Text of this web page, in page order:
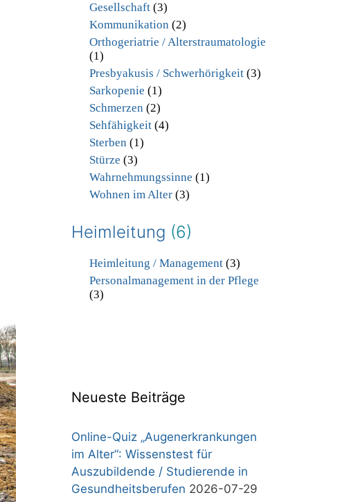
Gesellschaft(3)
Kommunikation (2)
Orthogeriatrie / Alterstraumatologie
(1)
Presbyakusis / Schwerhörigkeit(3)
Sarkopenie (1)
Schmerzen (2)
Sehfähigkeit(4)
Sterben (1)
Stürze (3)
Wahrnehmungssinne (1)
Wohnen im Alter(3)
Heimleitung (6)
Heimleitung / Management(3)
Personalmanagement in der Pflege
(3)
Neueste Beiträge
Online-Quiz „Augenerkrankungen
im Alter“: Wissenstest für
Auszubildende / Studierende in
Gesundheitsberufen 2026-07-29